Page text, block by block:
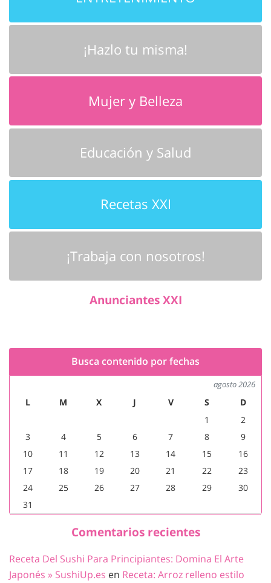
¡Hazlo tu misma!
Mujer y Belleza
Educación y Salud
Recetas XXI
¡Trabaja con nosotros!
Anunciantes XXI
Busca contenido por fechas
agosto 2026
L M X J V S
D
1
2
3
4 5 6 7 8
9
10
11 12 13 14 15
16
17
18 19 20 21 22
23
24
25 26 27 28 29
30
31
Comentarios recientes
Receta Del Sushi Para Principiantes: Domina El Arte
Japonés » SushiUp.es en Receta: Arroz relleno estilo